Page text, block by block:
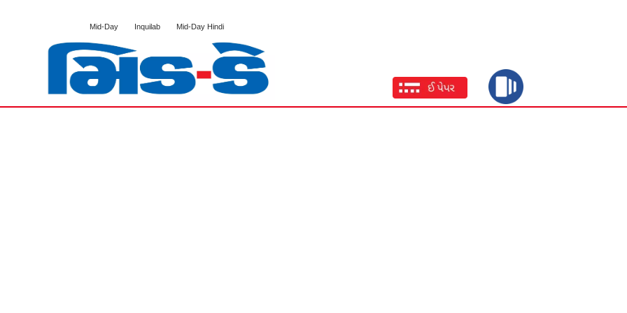
Mid-Day Inquilab Mid-Day Hindi